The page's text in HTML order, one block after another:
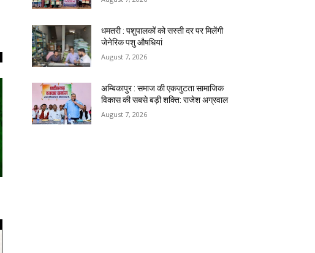
धमतरी : पशुपालकों को सस्ती दर पर मिलेंगी
जेनेरिक पशु औषधियां
August 7, 2026
अम्बिकापुर : समाज की एकजुटता सामाजिक
विकास की सबसे बड़ी शक्ति: राजेश अग्रवाल
August 7, 2026